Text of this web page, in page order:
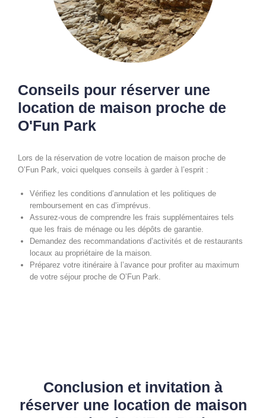
Conseils pour réserver une
location de maison proche de
O'Fun Park
Lors de la réservation de votre location de maison proche de
O’Fun Park, voici quelques conseils à garder à l’esprit :
Vérifiez les conditions d’annulation et les politiques de
remboursement en cas d’imprévus.
Assurez-vous de comprendre les frais supplémentaires tels
que les frais de ménage ou les dépôts de garantie.
Demandez des recommandations d’activités et de restaurants
locaux au propriétaire de la maison.
Préparez votre itinéraire à l’avance pour profiter au maximum
de votre séjour proche de O’Fun Park.
Conclusion et invitation à
réserver une location de maison